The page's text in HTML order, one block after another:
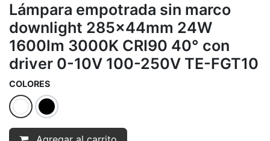
Lámpara empotrada sin marco
downlight 285x44mm 24W
1600lm 3000K CRI90 40° con
driver 0-10V 100-250V TE-FGT10
COLORES